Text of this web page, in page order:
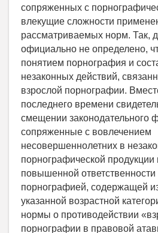
сопряженных с
влекущие сложности
рассматриваемых норм. Так,
официально не определено,
понятием порнография и
незаконных действий,
взрослой порнографии.
последнего времени
смещении законодательного
сопряженные с вовлечением
несовершеннолетних в
порнографической продукции
повышенной ответственности
порнографией, содержащей
указанной возрастной
нормы о противодействии
порнографии в правовой